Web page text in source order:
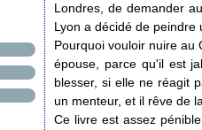
Londres, de demander
Lyon a décidé de peindre
Pourquoi vouloir nuire au
épouse, parce qu'il est
blesser, si elle ne réagit
un menteur, et il rêve de
Ce livre est assez